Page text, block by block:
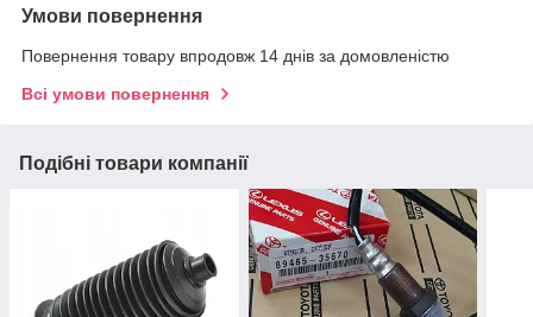
Умови повернення
Повернення товару впродовж 14 днів за домовленістю
Всі умови повернення
Подібні товари компанії